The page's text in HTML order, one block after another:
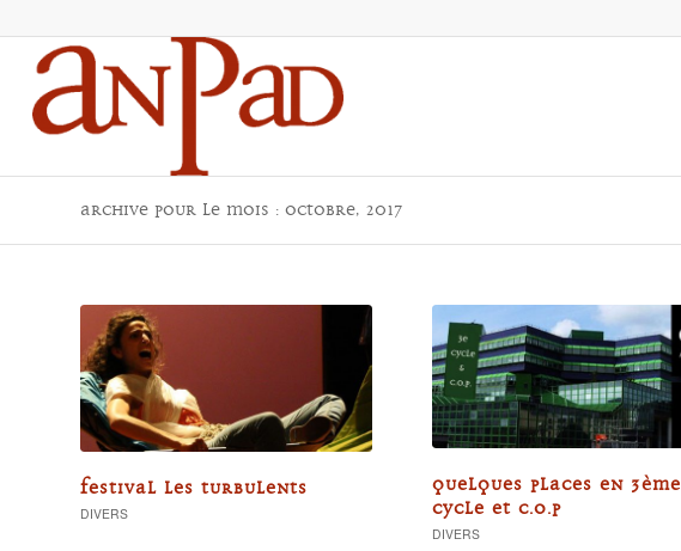
Archive pour le mois : octobre, 2017
FESTIVAL LES TURBULENTS
DIVERS
QUELQUES PLACES EN 3ÈME
CYCLE ET C.O.P
DIVERS